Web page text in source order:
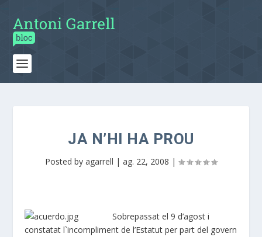
JA N’HI HA PROU
Posted by agarrell | ag. 22, 2008 |
Sobrepassat el 9 d’agost i
constatat l`incompliment de l’Estatut per part del govern